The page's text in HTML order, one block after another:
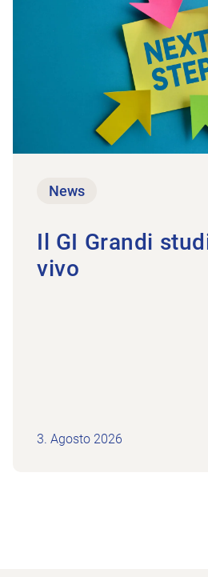
News
Il GI Grandi
vivo
3. Agosto 2026